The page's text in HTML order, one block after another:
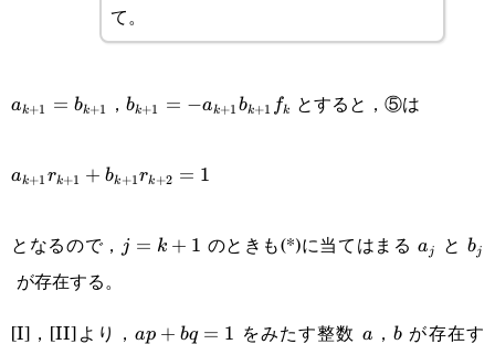
て。
a_{k+1}=b_{k+1}
ak+1 = bk+1 ， b_{k+1}=-
bk+1 = −ak+1 bk+1 fk とすると，⑤は
a_{k+1}r_{k+1}+b_{k+1}r_{k+2}=1
ak+1 rk+1 + bk+1rk+2 = 1
となるので， j=k+1
j = k + 1 のときも(*)に当てはまるaj とb_j
bj
が存在する。
[I]，[II]より，ap+bq=1
ap + bq = 1 をみたす整数 a
a ，b
b が存在す